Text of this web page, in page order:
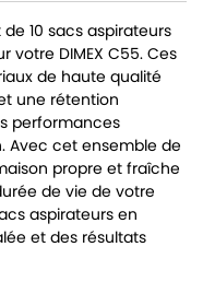
10 sacs aspirateurs
DIMEX C55. Ces
de haute qualité
une rétention
performances
Avec cet ensemble de
propre et fraîche
de vie de votre
aspirateurs en
et des résultats